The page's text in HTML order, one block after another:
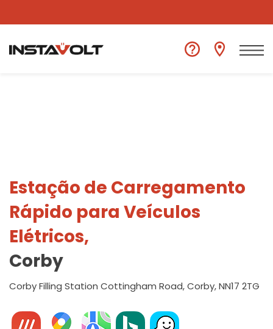
Ver outra localização
Estação de Carregamento
Rápido para Veículos
Elétricos,
Corby
Corby Filling Station Cottingham Road, Corby, NN17 2TG